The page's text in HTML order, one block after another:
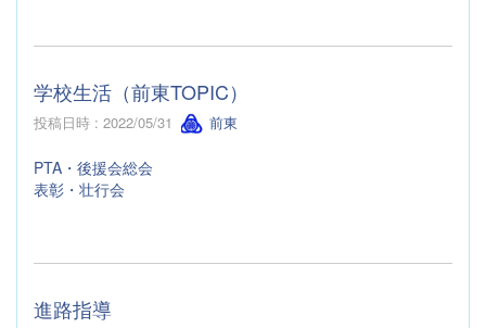
学校生活（前東TOPIC）
投稿日時 : 2022/05/31 前東
PTA・後援会総会
表彰・壮行会
進路指導